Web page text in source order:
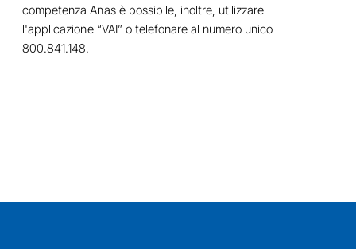
competenza Anas è possibile, inoltre, utilizzare
l'applicazione “VAI” o telefonare al numero unico
800.841.148.